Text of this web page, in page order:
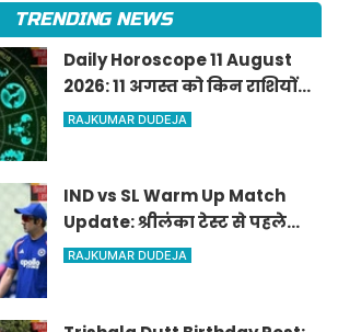
TRENDING NEWS
Daily Horoscope 11 August
2026: 11 अगस्त को किन राशियों
को मिलेगा किस्मत का साथ और
RAJKUMAR DUDEJA
IND vs SL Warm Up Match
Update: श्रीलंका टेस्ट से पहले
भारतीय टीम का कड़ा अभ्यास,
RAJKUMAR DUDEJA